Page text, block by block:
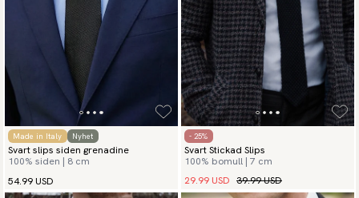
Made in Italy Nyhet
Svart slips siden grenadine
100% siden | 8 cm
54.99 USD
- 25%
Svart Stickad Slips
100% bomull | 7 cm
29.99 USD 39.99 USD